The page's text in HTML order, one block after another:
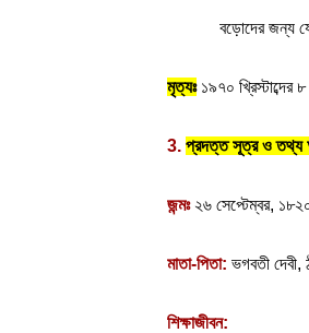
বড়োদের জন্য
মৃত্যঃ ১৯৭০
3. প্রদত্ত সূত্র ও তথ্য
জন্মঃ ২৬ সেপ্টেম্বর,
মাতা-পিতা: ভগবতী দেবী,
শিক্ষাজীবন: